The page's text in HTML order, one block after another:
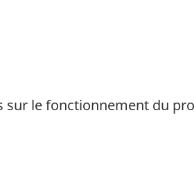
le fonctionnement du